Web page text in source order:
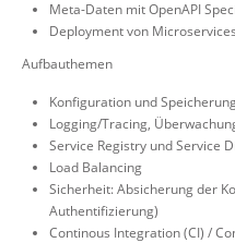
Meta-Daten mit OpenAPI
Deployment von Microservices
Aufbauthemen
Konfiguration und
Logging/Tracing,
Service Registry und Service
Load Balancing
Sicherheit: Absicherung der
Authentifizierung)
Continous Integration (CI) /